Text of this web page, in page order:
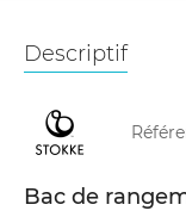
Descriptif
Bac de